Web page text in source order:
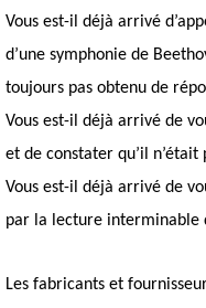
Vous est-il déjà arrivé
d’une symphonie de
toujours pas obtenu de
Vous est-il déjà arrivé de
et de constater qu’il
Vous est-il déjà arrivé de
par la lecture interminable
Les fabricants et